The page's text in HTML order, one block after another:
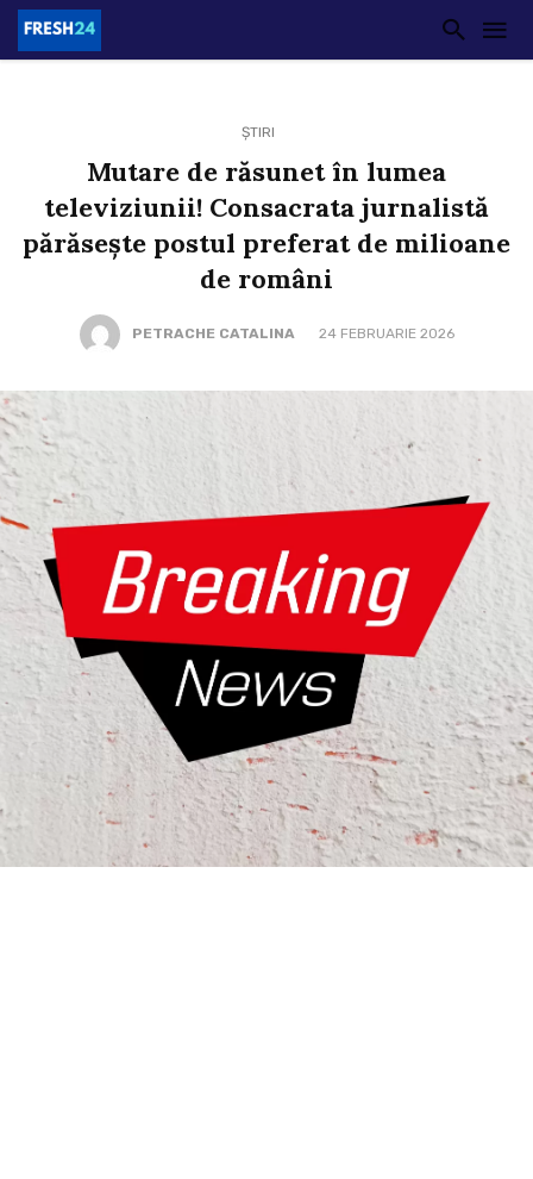
ȘTIRI
Mutare de răsunet în lumea
televiziunii! Consacrata jurnalistă
părăsește postul preferat de milioane
de români
PETRACHE CATALINA 24 FEBRUARIE 2026